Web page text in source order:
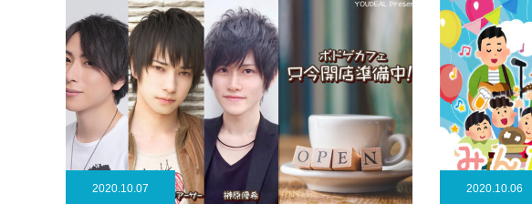
2020.10.07 2020.10.06